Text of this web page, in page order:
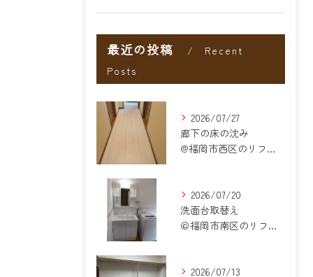
最近の投稿
Recent
Posts
2026/07/27
廊下の床の沈み
@福岡市西区のリフォーム
2026/07/20
洗面台取替え
＠福岡市南区のリフォーム
2026/07/13